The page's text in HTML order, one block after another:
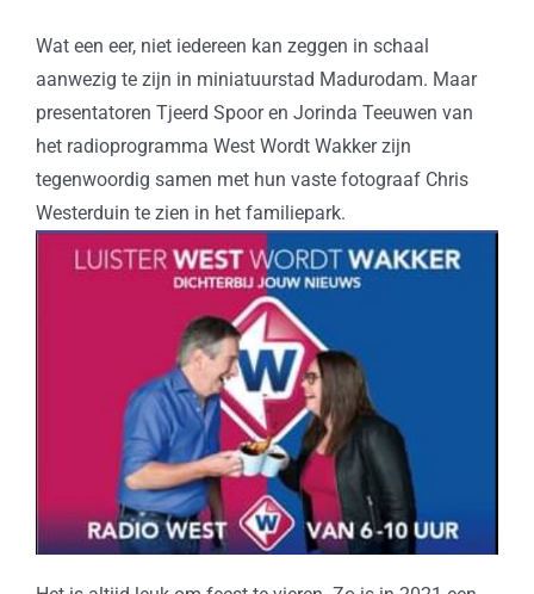
Wat een eer, niet iedereen kan zeggen in schaal
aanwezig te zijn in miniatuurstad Madurodam. Maar
presentatoren Tjeerd Spoor en Jorinda Teeuwen van
het radioprogramma West Wordt Wakker zijn
tegenwoordig samen met hun vaste fotograaf Chris
Westerduin te zien in het familiepark.